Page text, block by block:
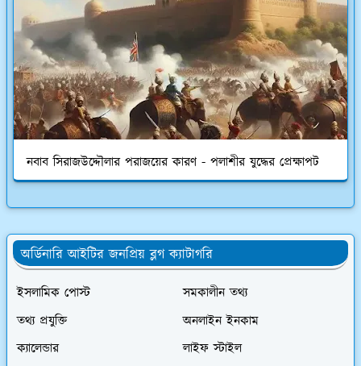
নবাব সিরাজউদ্দৌলার পরাজয়ের কারণ - পলাশীর যুদ্ধের প্রেক্ষাপট
অর্ডিনারি আইটির জনপ্রিয় ব্লগ ক্যাটাগরি
ইসলামিক পোস্ট
সমকালীন তথ্য
তথ্য প্রযুক্তি
অনলাইন ইনকাম
ক্যালেন্ডার
লাইফ স্টাইল